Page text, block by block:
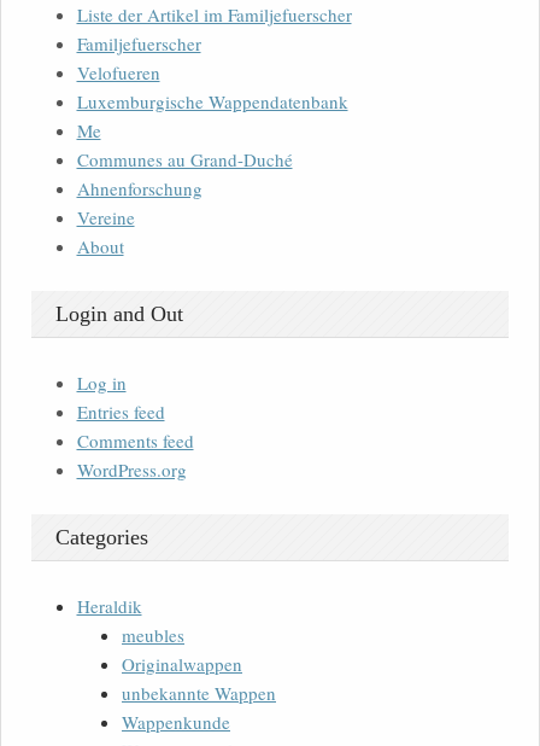
Liste der Artikel im Familjefuerscher
Familjefuerscher
Velofueren
Luxemburgische Wappendatenbank
Me
Communes au Grand-Duché
Ahnenforschung
Vereine
About
Login and Out
Log in
Entries feed
Comments feed
WordPress.org
Categories
Heraldik
meubles
Originalwappen
unbekannte Wappen
Wappenkunde